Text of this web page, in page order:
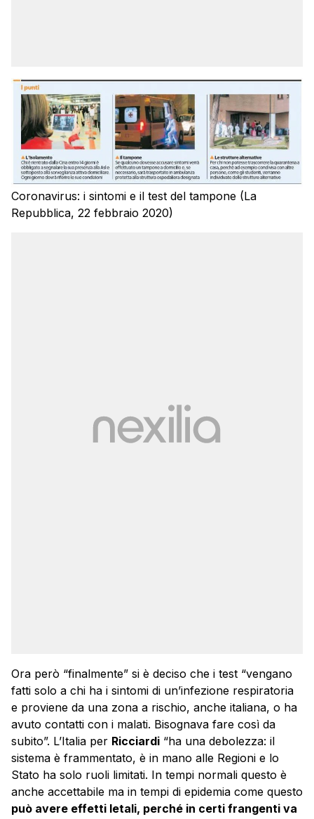
Coronavirus: i sintomi e il test del tampone (La
Repubblica, 22 febbraio 2020)
Ora però “finalmente” si è deciso che i test “vengano
fatti solo a chi ha i sintomi di un’infezione respiratoria
e proviene da una zona a rischio, anche italiana, o ha
avuto contatti con i malati. Bisognava fare così da
subito”. L’Italia per Ricciardi “ha una debolezza: il
sistema è frammentato, è in mano alle Regioni e lo
Stato ha solo ruoli limitati. In tempi normali questo è
anche accettabile ma in tempi di epidemia come questo
può avere effetti letali, perché in certi frangenti va